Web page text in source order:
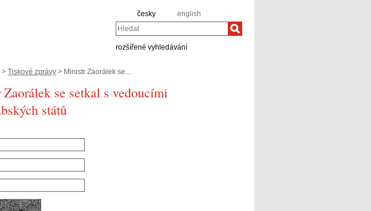
česky english
Hledat
rozšířené vyhledávání
> Tiskové zprávy > Ministr Zaorálek se...
se setkal s vedoucími
států